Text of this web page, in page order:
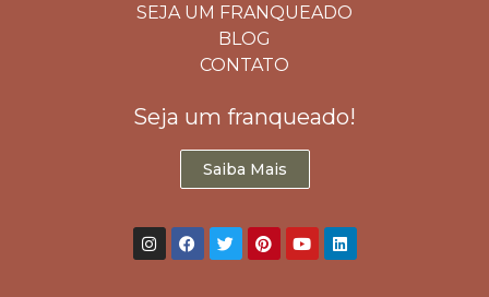
SEJA UM FRANQUEADO
BLOG
CONTATO
Seja um franqueado!
Saiba Mais